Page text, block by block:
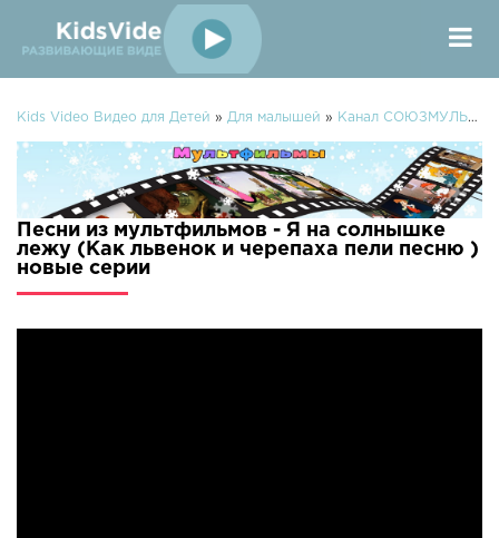
Kids Video Видео для Детей » Для малышей » Канал СОЮЗМУЛЬТФИЛЬМЫ
Песни из мультфильмов - Я на солнышке
лежу (Как львенок и черепаха пели песню )
новые серии